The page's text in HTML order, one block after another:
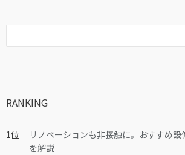
RANKING
リノベーションも非接触に。おすすめ
を解説